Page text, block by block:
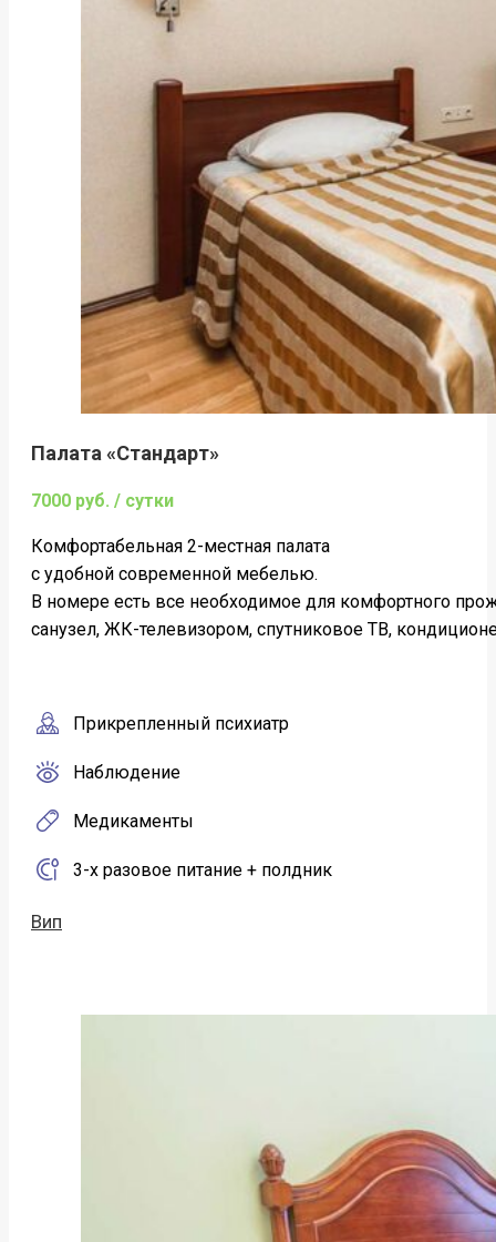
Палата «Стандарт»
7000 руб. / сутки
Комфортабельная 2-местная палата
c удобной современной мебелью.
В номере есть все необходимое для комфортного
санузел, ЖК-телевизором, спутниковое ТВ,
Прикрепленный психиатр
Наблюдение
Медикаменты
3-х разовое питание + полдник
Вип